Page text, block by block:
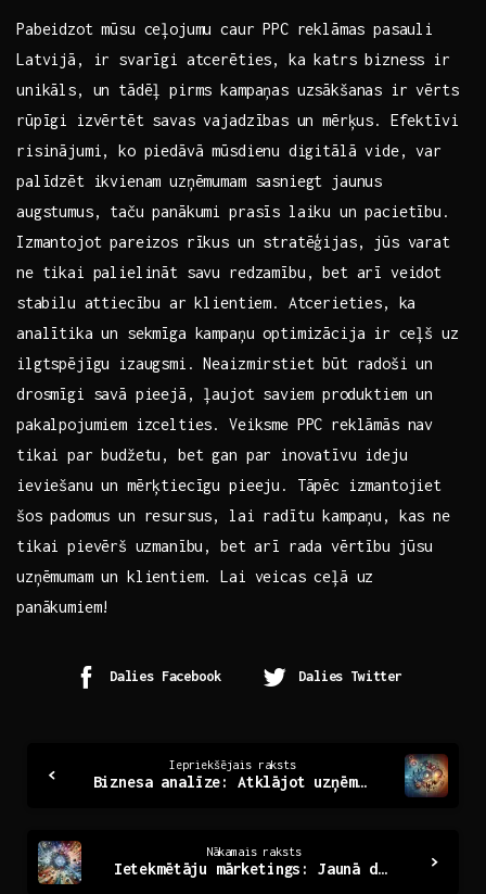
Pabeidzot mūsu ceļojumu⁣ caur PPC reklāmas pasauli
Latvijā, ir svarīgi atcerēties, ka katrs bizness ir
unikāls, un tādēļ pirms kampaņas uzsākšanas ir vērts
rūpīgi izvērtēt savas ​vajadzības⁣ un mērķus. Efektīvi
risinājumi, ko piedāvā mūsdienu⁤ digitālā vide, var​
palīdzēt ikvienam uzņēmumam sasniegt jaunus
augstumus,‌ taču panākumi prasīs laiku un pacietību. ⁣
Izmantojot pareizos rīkus un stratēģijas,‌ jūs varat
ne tikai palielināt savu redzamību, bet arī ‍veidot
⁢stabilu attiecību ar‌ klientiem. Atcerieties, ka
analītika un sekmīga kampaņu optimizācija ir ⁣ceļš uz
ilgtspējīgu izaugsmi. Neaizmirstiet būt radoši un
drosmīgi savā pieejā,⁣ ļaujot ⁢saviem‍ produktiem un
pakalpojumiem ‍izcelties. Veiksme PPC reklāmās nav
tikai par budžetu, bet gan par inovatīvu ideju
ieviešanu un mērķtiecīgu pieeju. Tāpēc izmantojiet
šos padomus un​ resursus, lai radītu kampaņu, kas ne
tikai pievērš⁣ uzmanību, bet ‍arī‌ rada vērtību ⁤jūsu
uzņēmumam un ​klientiem. Lai veicas ceļā uz
panākumiem!
Dalies Facebook Dalies Twitter
Reading
Iepriekšējais raksts
Biznesa analīze: Atklājot uzņēmuma nākotnes ceļus
Nākamais raksts
Ietekmētāju mārketings: Jaunā digitālā reklāmas ēra